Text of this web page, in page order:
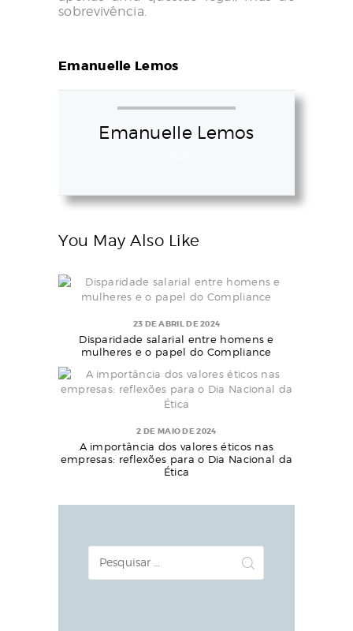
sobrevivência.
Emanuelle Lemos
Emanuelle Lemos
You May Also Like
23 DE ABRIL DE 2024
Disparidade salarial entre homens e
mulheres e o papel do Compliance
2 DE MAIO DE 2024
A importância dos valores éticos nas
empresas: reflexões para o Dia Nacional da
Ética
por: